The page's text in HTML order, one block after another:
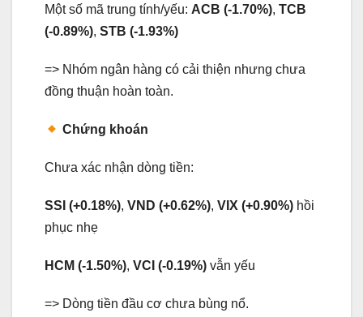
Một số mã trung tính/yếu: ACB (-1.70%), TCB
(-0.89%), STB (-1.93%)
=> Nhóm ngân hàng có cải thiện nhưng chưa
đồng thuận hoàn toàn.
Chứng khoán
Chưa xác nhận dòng tiền:
SSI (+0.18%), VND (+0.62%), VIX (+0.90%) hồi
phục nhẹ
HCM (-1.50%), VCI (-0.19%) vẫn yếu
=> Dòng tiền đầu cơ chưa bùng nổ.